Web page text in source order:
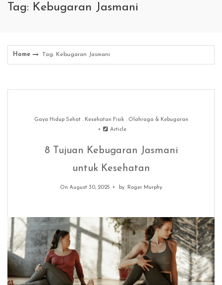
Tag: Kebugaran Jasmani
Home Tag: Kebugaran Jasmani
Gaya Hidup Sehat. Kesehatan Fisik . Olahraga & Kebugaran
Article
8 Tujuan Kebugaran Jasmani
untuk Kesehatan
On August 30, 2025 by Roger Murphy